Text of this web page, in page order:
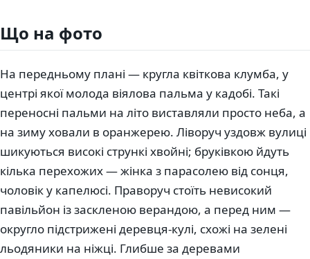
Що на фото
На передньому плані — кругла квіткова клумба, у
центрі якої молода віялова пальма у кадобі. Такі
переносні пальми на літо виставляли просто неба, а
на зиму ховали в оранжерею. Ліворуч уздовж вулиці
шикуються високі стрункі хвойні; бруківкою йдуть
кілька перехожих — жінка з парасолею від сонця,
чоловік у капелюсі. Праворуч стоїть невисокий
павільйон із заскленою верандою, а перед ним —
округло підстрижені деревця-кулі, схожі на зелені
льодяники на ніжці. Глибше за деревами